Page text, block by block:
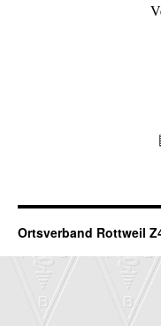
Ortsverband Rottweil